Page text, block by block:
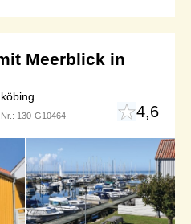
Meerblick in
130-G10464 4,6